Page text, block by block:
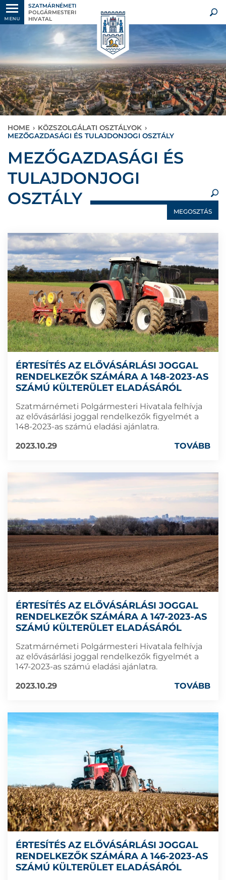
MENU
SZATMÁRNÉMETI
POLGÁRMESTERI
HIVATAL
HOME › KÖZSZOLGÁLATI OSZTÁLYOK ›
MEZŐGAZDASÁGI ÉS TULAJDONJOGI OSZTÁLY
MEZŐGAZDASÁGI ÉS
TULAJDONJOGI
OSZTÁLY
MEGOSZTÁS
ÉRTESÍTÉS AZ ELŐVÁSÁRLÁSI JOGGAL
RENDELKEZŐK SZÁMÁRA A 148-2023-AS
SZÁMÚ KÜLTERÜLET ELADÁSÁRÓL
Szatmárnémeti Polgármesteri Hivatala felhívja
az elővásárlási joggal rendelkezők figyelmét a
148-2023-as számú eladási ajánlatra.
2023.10.29
TOVÁBB
ÉRTESÍTÉS AZ ELŐVÁSÁRLÁSI JOGGAL
RENDELKEZŐK SZÁMÁRA A 147-2023-AS
SZÁMÚ KÜLTERÜLET ELADÁSÁRÓL
Szatmárnémeti Polgármesteri Hivatala felhívja
az elővásárlási joggal rendelkezők figyelmét a
147-2023-as számú eladási ajánlatra.
2023.10.29
TOVÁBB
ÉRTESÍTÉS AZ ELŐVÁSÁRLÁSI JOGGAL
RENDELKEZŐK SZÁMÁRA A 146-2023-AS
SZÁMÚ KÜLTERÜLET ELADÁSÁRÓL